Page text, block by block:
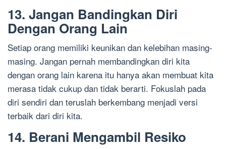
13. Jangan Bandingkan Diri
Dengan Orang Lain
Setiap orang memiliki keunikan dan kelebihan masing-
masing. Jangan pernah membandingkan diri kita
dengan orang lain karena itu hanya akan membuat kita
merasa tidak cukup dan tidak berarti. Fokuslah pada
diri sendiri dan teruslah berkembang menjadi versi
terbaik dari diri kita.
14. Berani Mengambil Resiko